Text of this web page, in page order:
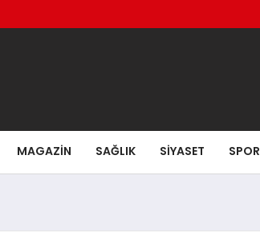
MAGAZIN SAĞLIK SIYASET SPOR